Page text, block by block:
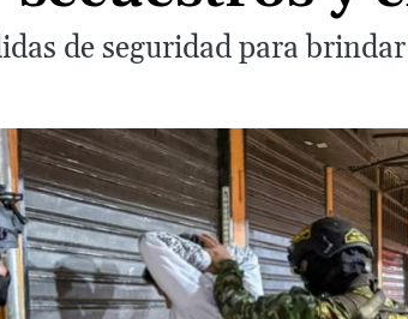
de seguridad para